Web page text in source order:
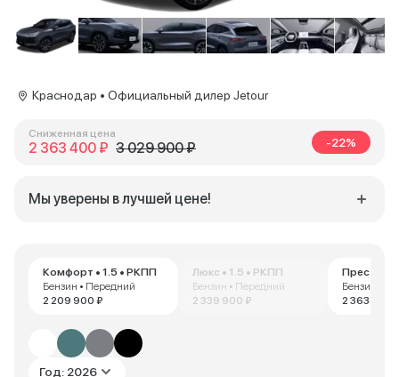
Комфорт • 1.5 • РКПП
Бензин • Передний
2 209 900 ₽
Люкс • 1.5 • РКПП
Бензин • Передний
2 339 900 ₽
Престиж
Бензин •
2 363 400
Год: 2026
Краснодар • Официальный дилер Jetour
Сниженная цена
2 363 400 ₽ 3 029 900 ₽ -22%
Мы уверены в лучшей цене!